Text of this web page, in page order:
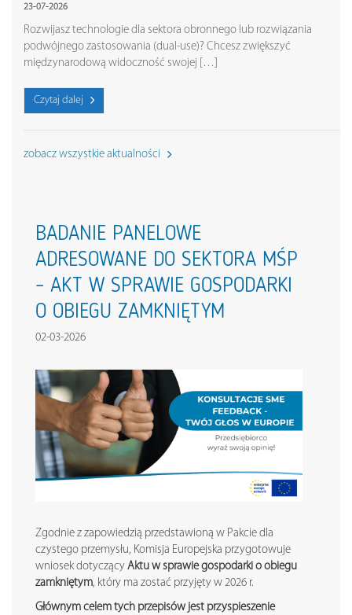
23-07-2026
Rozwijasz technologie dla sektora obronnego lub rozwiązania
podwójnego zastosowania (dual-use)? Chcesz zwiększyć
międzynarodową widoczność swojej […]
Czytaj dalej
zobacz wszystkie aktualności
BADANIE PANELOWE
ADRESOWANE DO SEKTORA MŚP
– AKT W SPRAWIE GOSPODARKI
O OBIEGU ZAMKNIĘTYM
02-03-2026
Zgodnie z zapowiedzią przedstawioną w Pakcie dla
czystego przemysłu, Komisja Europejska przygotowuje
wniosek dotyczący Aktu w sprawie gospodarki o obiegu
zamkniętym, który ma zostać przyjęty w 2026 r.
Głównym celem tych przepisów jest przyspieszenie